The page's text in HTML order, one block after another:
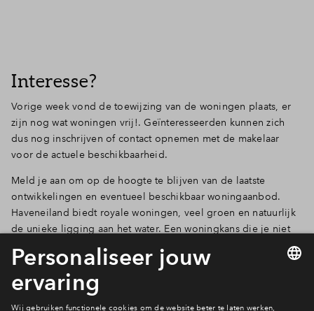
Interesse?
Vorige week vond de toewijzing van de woningen plaats, er
zijn nog wat woningen vrij!. Geïnteresseerden kunnen zich
dus nog inschrijven of contact opnemen met de makelaar
voor de actuele beschikbaarheid.
Meld je aan om op de hoogte te blijven van de laatste
ontwikkelingen en eventueel beschikbaar woningaanbod.
Haveneiland biedt royale woningen, veel groen en natuurlijk
de unieke ligging aan het water. Een woningkans die je niet
Bekijk het woningaanbod